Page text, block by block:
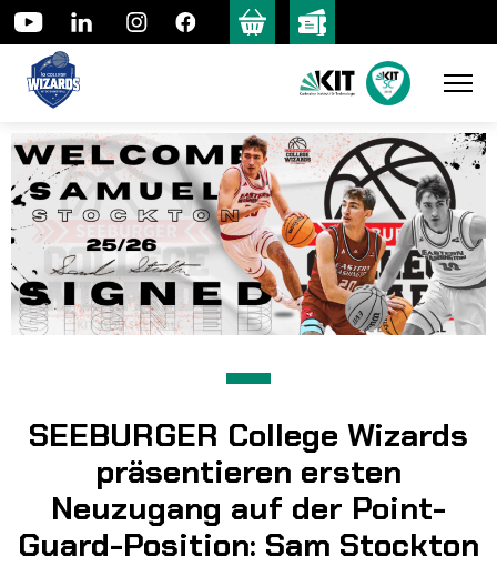
Skip
to
content
SEEBURGER College Wizards
präsentieren ersten
Neuzugang auf der Point-
Guard-Position: Sam Stockton